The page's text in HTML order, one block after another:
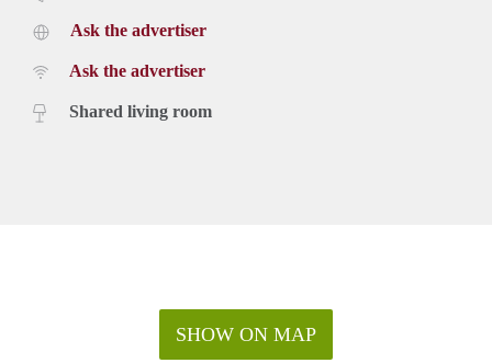
Ask the advertiser
Ask the advertiser
Shared living room
SHOW ON MAP